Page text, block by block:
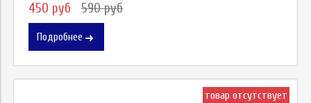
450 руб 590 руб
Подробнее
товар отсутствует